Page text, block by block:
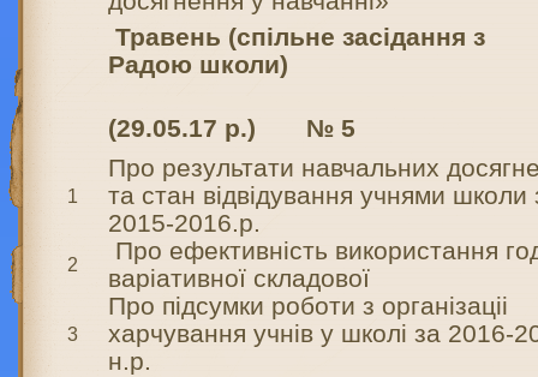
Травень (спільне засідання з
Радою школи)
(29.05.17 р.) № 5
1
Про результати навчальних
та стан відвідування учнями
2015-2016.р.
2
Про ефективність використання
варіативної складової
3
Про підсумки роботи з організаціі
харчування учнів у школі за 2016-
н.р.